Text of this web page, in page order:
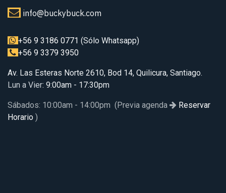
info@buckybuck.com
+56 9 3186 0771 (Sólo Whatsapp)
+56 9 3379 3950
Av. Las Esteras Norte 2610, Bod 14, Quilicura, Santiago.
Lun a Vier: 9:00am - 17:30pm
Sábados: 10:00am - 14:00pm (Previa agenda
Reservar
Horario )